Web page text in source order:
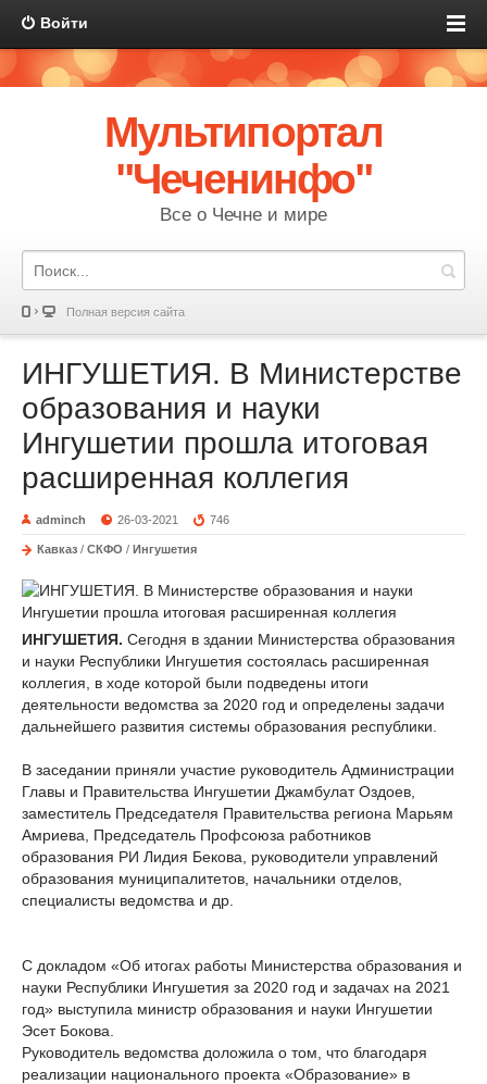
Войти
Мультипортал
"Чеченинфо"
Все о Чечне и мире
Полная версия сайта
ИНГУШЕТИЯ. В Министерстве
образования и науки
Ингушетии прошла итоговая
расширенная коллегия
adminch 26-03-2021 746
Кавказ / СКФО / Ингушетия
ИНГУШЕТИЯ. Сегодня в здании Министерства образования
и науки Республики Ингушетия состоялась расширенная
коллегия, в ходе которой были подведены итоги
деятельности ведомства за 2020 год и определены задачи
дальнейшего развития системы образования республики.
В заседании приняли участие руководитель Администрации
Главы и Правительства Ингушетии Джамбулат Оздоев,
заместитель Председателя Правительства региона Марьям
Амриева, Председатель Профсоюза работников
образования РИ Лидия Бекова, руководители управлений
образования муниципалитетов, начальники отделов,
специалисты ведомства и др.
С докладом «Об итогах работы Министерства образования и
науки Республики Ингушетия за 2020 год и задачах на 2021
год» выступила министр образования и науки Ингушетии
Эсет Бокова.
Руководитель ведомства доложила о том, что благодаря
реализации национального проекта «Образование» в